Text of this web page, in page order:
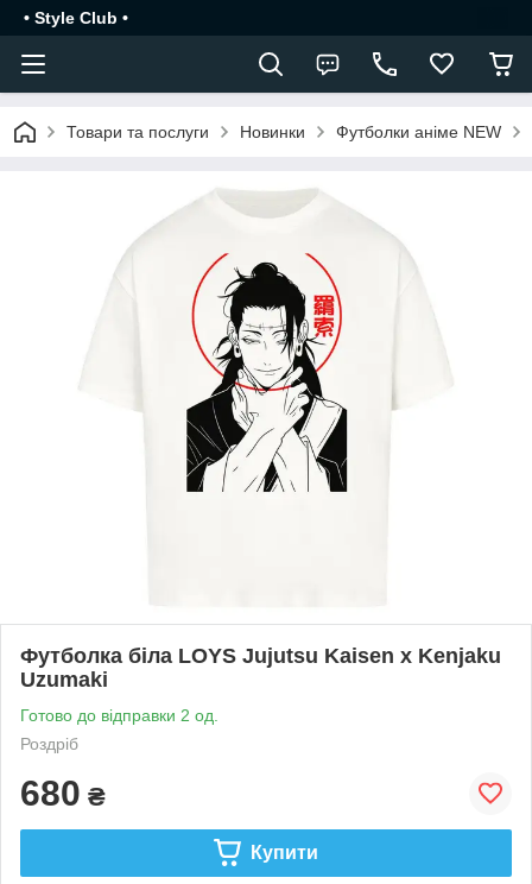
• Style Club •
Товари та послуги Новинки Футболки аніме NEW
Футболка біла LOYS Jujutsu Kaisen x Kenjaku
Uzumaki
Готово до відправки 2 од.
Роздріб
680 ₴
Купити